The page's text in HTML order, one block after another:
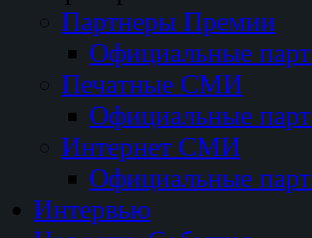
Партнеры Премии
Официальные
Печатные СМИ
Официальные
Интернет СМИ
Официальные
Интервью